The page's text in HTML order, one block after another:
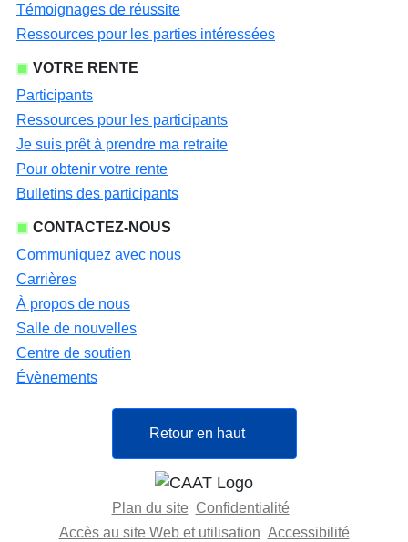
Témoignages de réussite
Ressources pour les parties intéressées
VOTRE RENTE
Participants
Ressources pour les participants
Je suis prêt à prendre ma retraite
Pour obtenir votre rente
Bulletins des participants
CONTACTEZ-NOUS
Communiquez avec nous
Carrières
À propos de nous
Salle de nouvelles
Centre de soutien
Évènements
Retour en haut
Plan du site Confidentialité
Accès au site Web et utilisation Accessibilité